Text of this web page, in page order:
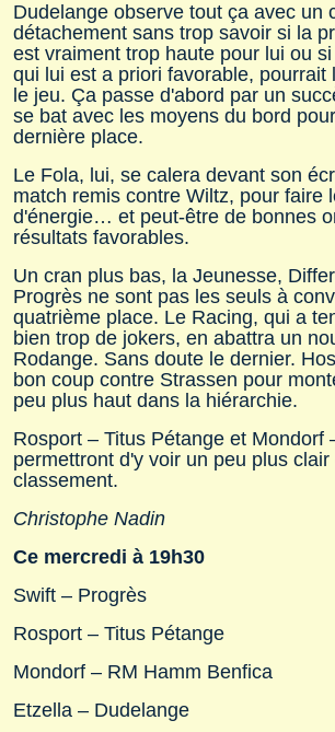
Dudelange observe tout ça avec un
détachement sans trop savoir si la
est vraiment trop haute pour lui ou
qui lui est a priori favorable, pourrait
le jeu. Ça passe d'abord par un
se bat avec les moyens du bord
dernière place.
Le Fola, lui, se calera devant son
match remis contre Wiltz, pour faire
d'énergie… et peut-être de bonnes
résultats favorables.
Un cran plus bas, la Jeunesse,
Progrès ne sont pas les seuls à
quatrième place. Le Racing, qui a
bien trop de jokers, en abattra un
Rodange. Sans doute le dernier.
bon coup contre Strassen pour
peu plus haut dans la hiérarchie.
Rosport – Titus Pétange et Mondorf
permettront d'y voir un peu plus
classement.
Christophe Nadin
Ce mercredi à 19h30
Swift – Progrès
Rosport – Titus Pétange
Mondorf – RM Hamm Benfica
Etzella – Dudelange